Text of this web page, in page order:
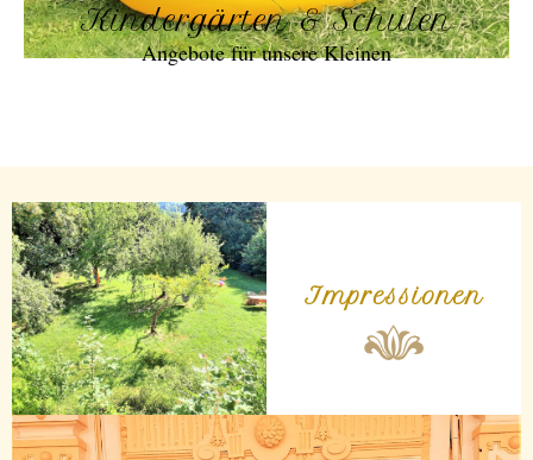
Kindergärten & Schulen
Angebote für unsere Kleinen
Impressionen